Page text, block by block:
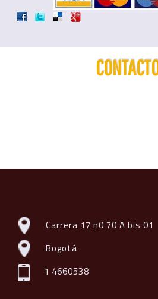
Carrera 17 n0 70 A bis 01
Bogotá
1 4660538